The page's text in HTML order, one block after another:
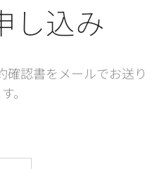
し込み
確認書をメールでお送り
。